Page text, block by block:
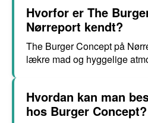
Hvorfor er The
Nørreport kendt?
The Burger Concept på
lækre mad og hyggelige
Hvordan kan man
hos Burger Concept?